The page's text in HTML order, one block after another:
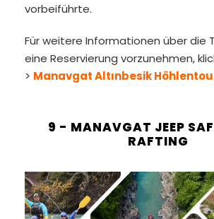
vorbeiführte.
Für weitere Informationen über die
eine Reservierung vorzunehmen,
> Manavgat Altınbesik
9 - MANAVGAT JEEP
RAFTING